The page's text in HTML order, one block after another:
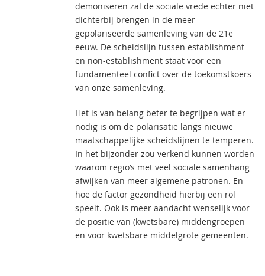
demoniseren zal de sociale vrede echter niet
dichterbij brengen in de meer
gepolariseerde samenleving van de 21e
eeuw. De scheidslijn tussen establishment
en non-establishment staat voor een
fundamenteel confict over de toekomstkoers
van onze samenleving.
Het is van belang beter te begrijpen wat er
nodig is om de polarisatie langs nieuwe
maatschappelijke scheidslijnen te temperen.
In het bijzonder zou verkend kunnen worden
waarom regio’s met veel sociale samenhang
afwijken van meer algemene patronen. En
hoe de factor gezondheid hierbij een rol
speelt. Ook is meer aandacht wenselijk voor
de positie van (kwetsbare) middengroepen
en voor kwetsbare middelgrote gemeenten.